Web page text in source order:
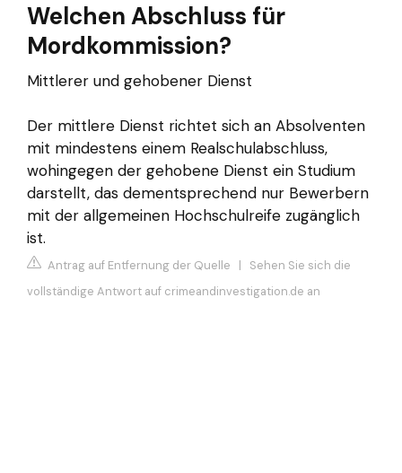
Welchen Abschluss für
Mordkommission?
Mittlerer und gehobener Dienst
Der mittlere Dienst richtet sich an Absolventen
mit mindestens einem Realschulabschluss,
wohingegen der gehobene Dienst ein Studium
darstellt, das dementsprechend nur Bewerbern
mit der allgemeinen Hochschulreife zugänglich
ist.
Antrag auf Entfernung der Quelle | Sehen Sie sich die
vollständige Antwort auf crimeandinvestigation.de an